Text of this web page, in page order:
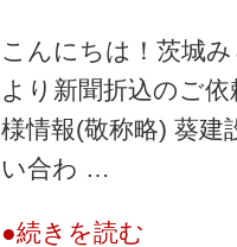
こんにちは！茨城
より新聞折込のご
様情報(敬称略) 葵建
い合わ …
●続きを読む